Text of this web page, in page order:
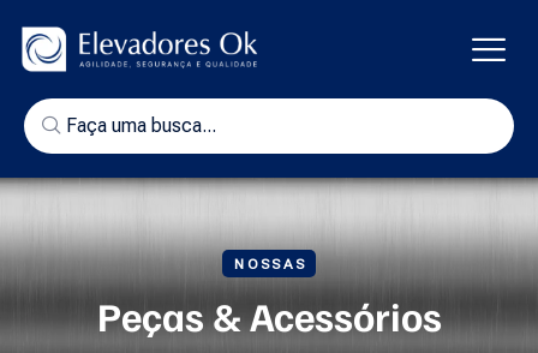
NOSSAS
Peças & Acessórios